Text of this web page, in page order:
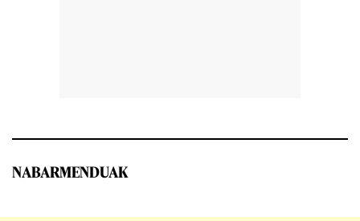
NABARMENDUAK